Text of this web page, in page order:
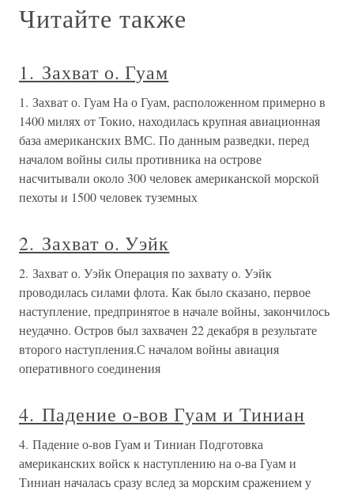
Читайте также
1. Захват о. Гуам
1. Захват о. Гуам На о Гуам, расположенном примерно в
1400 милях от Токио, находилась крупная авиационная
база американских ВМС. По данным разведки, перед
началом войны силы противника на острове
насчитывали около 300 человек американской морской
пехоты и 1500 человек туземных
2. Захват о. Уэйк
2. Захват о. Уэйк Операция по захвату о. Уэйк
проводилась силами флота. Как было сказано, первое
наступление, предпринятое в начале войны, закончилось
неудачно. Остров был захвачен 22 декабря в результате
второго наступления.С началом войны авиация
оперативного соединения
4. Падение о-вов Гуам и Тиниан
4. Падение о-вов Гуам и Тиниан Подготовка
американских войск к наступлению на о-ва Гуам и
Тиниан началась сразу вслед за морским сражением у